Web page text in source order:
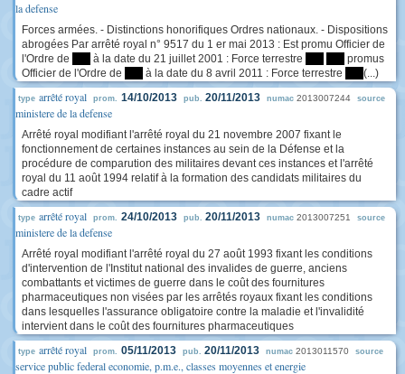
la defense
Forces armées. - Distinctions honorifiques Ordres nationaux. - Dispositions
abrogées Par arrêté royal n° 9517 du 1 er mai 2013 : Est promu Officier de
l'Ordre de
à la date du 21 juillet 2001 : Force terrestre
promus
Officier de l'Ordre de
à la date du 8 avril 2011 : Force terrestre (...)
type arrêté royal prom. 14/10/2013 pub. 20/11/2013 numac 2013007244 source
ministere de la defense
Arrêté royal modifiant l'arrêté royal du 21 novembre 2007 fixant le
fonctionnement de certaines instances au sein de la Défense et la
procédure de comparution des militaires devant ces instances et l'arrêté
royal du 11 août 1994 relatif à la formation des candidats militaires du
cadre actif
type arrêté royal prom. 24/10/2013 pub. 20/11/2013 numac 2013007251 source
ministere de la defense
Arrêté royal modifiant l'arrêté royal du 27 août 1993 fixant les conditions
d'intervention de l'Institut national des invalides de guerre, anciens
combattants et victimes de guerre dans le coût des fournitures
pharmaceutiques non visées par les arrêtés royaux fixant les conditions
dans lesquelles l'assurance obligatoire contre la maladie et l'invalidité
intervient dans le coût des fournitures pharmaceutiques
type arrêté royal prom. 05/11/2013 pub. 20/11/2013 numac 2013011570 source
service public federal economie, p.m.e., classes moyennes et energie